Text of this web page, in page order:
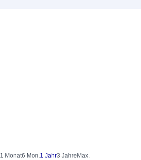
1 Monat6 Mon.1 Jahr3 Jahre Max.